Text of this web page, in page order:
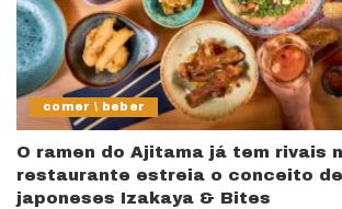
comer \ beber
O ramen do Ajitama já tem rivais
restaurante estreia o conceito
japoneses Izakaya & Bites